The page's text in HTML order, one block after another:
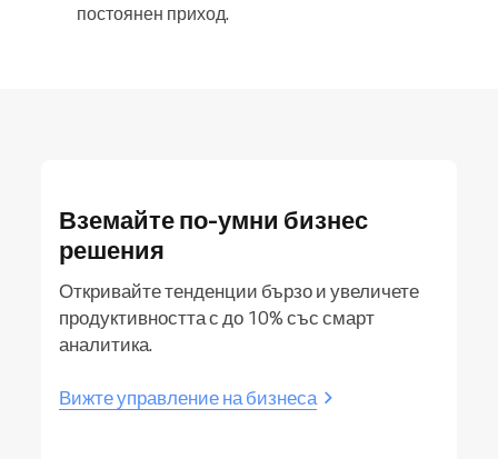
постоянен приход.
Вземайте по-умни бизнес
решения
Откривайте тенденции бързо и увеличете
продуктивността с до 10% със смарт
аналитика.
Вижте управление на бизнеса